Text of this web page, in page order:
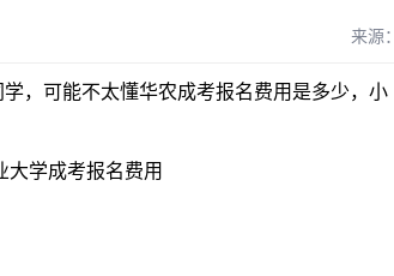
来源：
学，可能不太懂华农成考报名费用是多少，小